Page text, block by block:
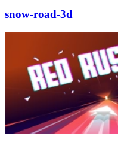
snow-road-3d